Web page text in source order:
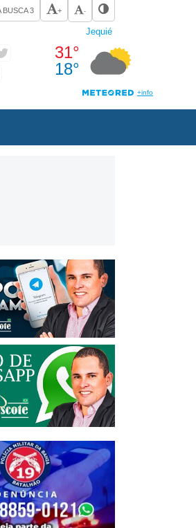
BUSCA3 + -